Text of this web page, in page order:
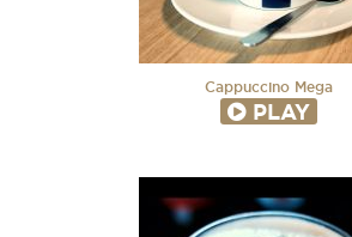
Cappuccino Mega
PLAY